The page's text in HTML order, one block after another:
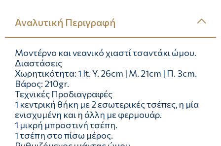
Αναλυτική Περιγραφή
Μοντέρνο και νεανικό χιαστί τσαντάκι ώμου.
Διαστάσεις
Χωρητικότητα: 1 lt. Y. 26cm | Μ. 21cm | Π. 3cm.
Βάρος: 210gr.
Τεχνικές Προδιαγραφές
1 κεντρική θήκη με 2 εσωτερικές τσέπες, η μία
ενισχυμένη και η άλλη με φερμουάρ.
1 μικρή μπροστινή τσέπη.
1 τσέπη στο πίσω μέρος.